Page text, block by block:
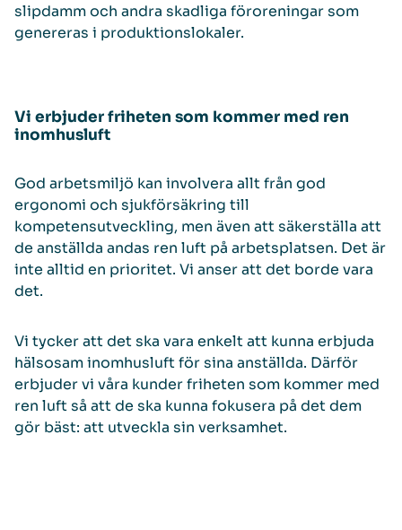
slipdamm och andra skadliga föroreningar som
genereras i produktionslokaler.
Vi erbjuder friheten som kommer med ren
inomhusluft
God arbetsmiljö kan involvera allt från god
ergonomi och sjukförsäkring till
kompetensutveckling, men även att säkerställa att
de anställda andas ren luft på arbetsplatsen. Det är
inte alltid en prioritet. Vi anser att det borde vara
det.
Vi tycker att det ska vara enkelt att kunna erbjuda
hälsosam inomhusluft för sina anställda. Därför
erbjuder vi våra kunder friheten som kommer med
ren luft så att de ska kunna fokusera på det dem
gör bäst: att utveckla sin verksamhet.